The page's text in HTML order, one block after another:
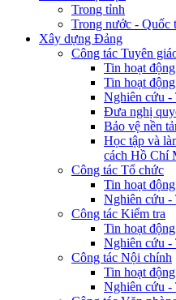
Trong tỉnh
Trong nước - Quốc
Xây dựng Đảng
Công tác Tuyên
Tin hoạt
Tin hoạt
Nghiên cứu -
Đưa nghị
Bảo vệ nền
Học tập và
cách Hồ Chí
Công tác Tổ chức
Tin hoạt động
Nghiên cứu -
Công tác Kiểm tra
Tin hoạt động
Nghiên cứu -
Công tác Nội chính
Tin hoạt động
Nghiên cứu -